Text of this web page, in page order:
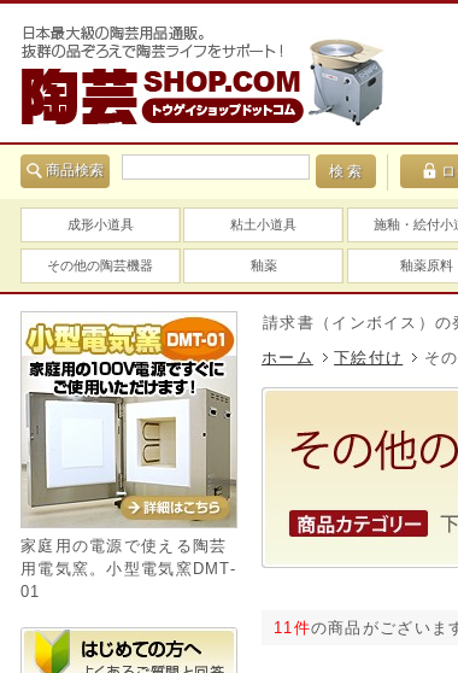
商品検索
成形小道具 粘土小道具 施釉・絵付小
その他の陶芸機器 釉薬 釉薬原料
当社は適格請求書（インボイス）の発行事
ホーム
下絵付け そ
11件の商品がございま
家庭用の電源で使える陶芸
用電気窯。小型電気窯DMT-
01